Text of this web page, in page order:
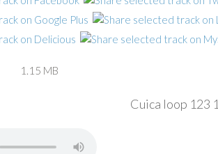
1.15 MB
Cuica loop 123 1